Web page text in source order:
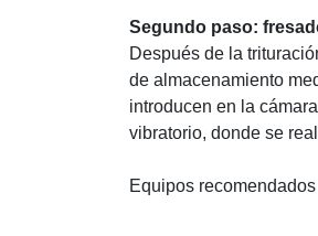
Segundo paso:
Después de la
de almacenamiento
introducen en la
vibratorio, donde se
Equipos